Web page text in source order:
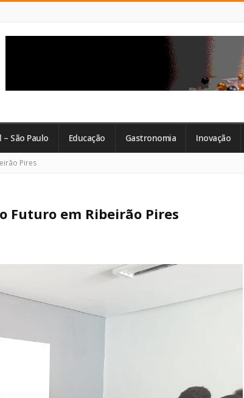
– São Paulo Educação Gastronomia Inovação
Pires
Futuro em Ribeirão Pires